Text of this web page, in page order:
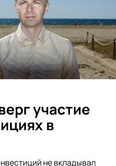
участие
в
не вкладывал